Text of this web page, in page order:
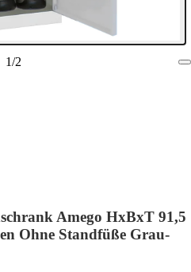
1/2
Amego HxBxT 91,5
Ohne Standfüße Grau-